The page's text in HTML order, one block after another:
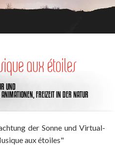
aux étoiles
UND
FREIZEIT IN DER NATUR
der Sonne und Virtual-
aux étoiles"